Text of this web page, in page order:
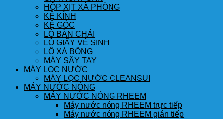
HỘP XỊT XÀ PHÒNG
KỆ KÍNH
KỆ GÓC
LÔ BÀN CHẢI
LÔ GIẤY VỆ SINH
LÔ XÀ BÔNG
MÁY SẤY TAY
MÁY LỌC NƯỚC
MÁY LỌC NƯỚC CLEANSUI
MÁY NƯỚC NÓNG
MÁY NƯỚC NÓNG RHEEM
Máy nước nóng RHEEM trực tiếp
Máy nước nóng RHEEM gián tiếp